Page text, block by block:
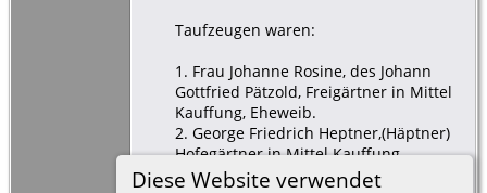
Diese Website verwendet
Taufzeugen waren:
1. Frau Johanne Rosine, des Johann
Gottfried Pätzold, Freigärtner in Mittel
Kauffung, Eheweib.
2. George Friedrich Heptner,(Häptner)
Hofegärtner in Mittel Kauffung.
3. Johann Gottlieb Fülhauer (Fielhauer?)